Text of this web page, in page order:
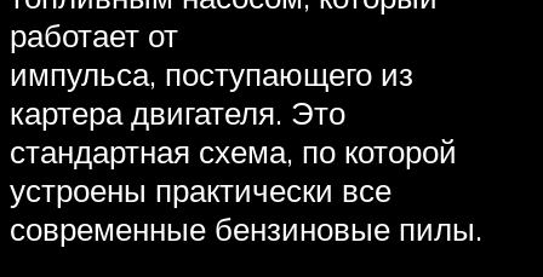
работает от
импульса, поступающего из
картера двигателя. Это
стандартная схема, по которой
устроены практически все
современные бензиновые пилы.